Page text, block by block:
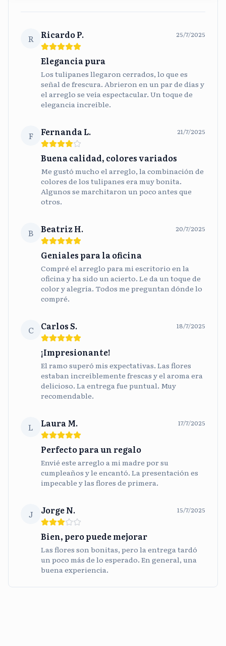
R Ricardo P. 25/7/2025
Elegancia pura
Los tulipanes llegaron cerrados, lo que es
señal de frescura. Abrieron en un par de días y
el arreglo se veía espectacular. Un toque de
elegancia increíble.
F Fernanda L. 21/7/2025
Buena calidad, colores variados
Me gustó mucho el arreglo, la combinación de
colores de los tulipanes era muy bonita.
Algunos se marchitaron un poco antes que
otros.
B Beatriz H. 20/7/2025
Geniales para la oficina
Compré el arreglo para mi escritorio en la
oficina y ha sido un acierto. Le da un toque de
color y alegría. Todos me preguntan dónde lo
compré.
C Carlos S. 18/7/2025
¡Impresionante!
El ramo superó mis expectativas. Las flores
estaban increíblemente frescas y el aroma era
delicioso. La entrega fue puntual. Muy
recomendable.
L Laura M. 17/7/2025
Perfecto para un regalo
Envié este arreglo a mi madre por su
cumpleaños y le encantó. La presentación es
impecable y las flores de primera.
J Jorge N. 15/7/2025
Bien, pero puede mejorar
Las flores son bonitas, pero la entrega tardó
un poco más de lo esperado. En general, una
buena experiencia.